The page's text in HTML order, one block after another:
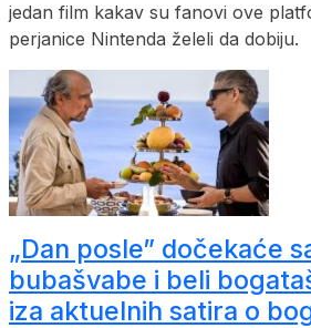
jedan film kakav su fanovi ove
perjanice Nintenda želeli da dobiju.
„Dan posle” dočekaće
bubašvabe i beli
iza aktuelnih satira o